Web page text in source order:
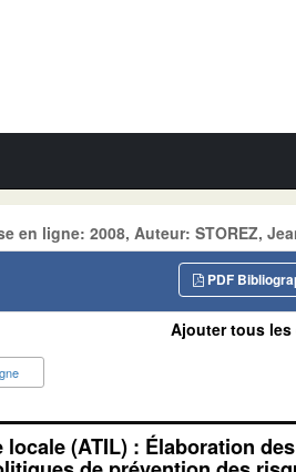
en ligne: 2008, Auteur: STOREZ,
PDF
Ajouter tous
(ATIL) : Élaboration des